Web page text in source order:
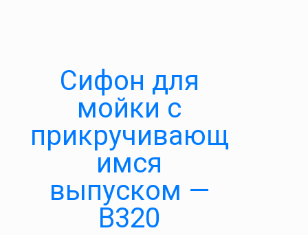
Cифон для
мойки с
прикручивающ
имся
выпуском —
В320